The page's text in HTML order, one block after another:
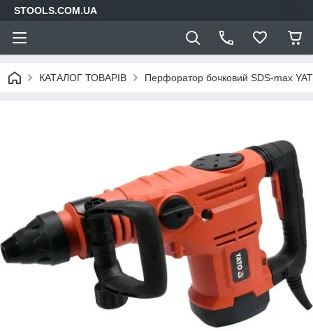
STOOLS.COM.UA
КАТАЛОГ ТОВАРІВ Перфоратор бочковий SDS-max